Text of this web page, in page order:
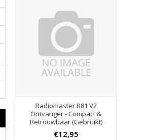
Radiomaster R81 V2
Ontvanger - Compact &
Betrouwbaar (Gebruikt)
€12,95